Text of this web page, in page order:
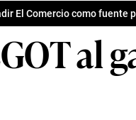
El Comercio como fuente
al